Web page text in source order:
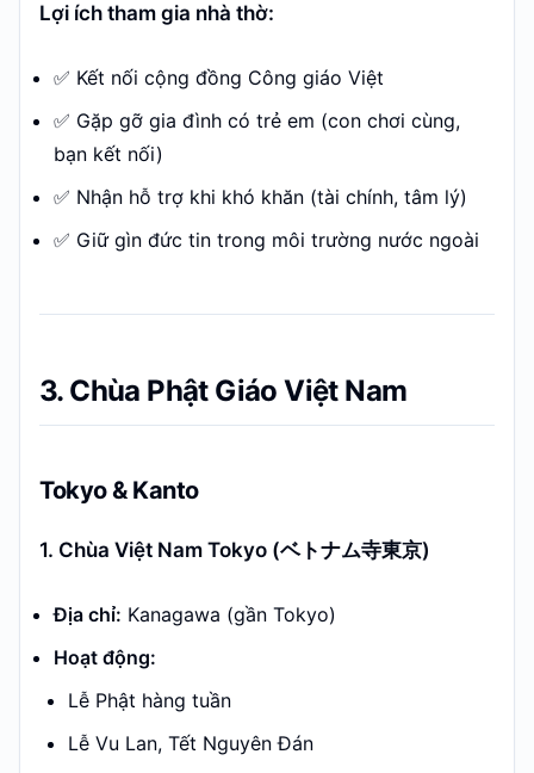
Lợi ích tham gia nhà thờ:
✅ Kết nối cộng đồng Công giáo Việt
✅ Gặp gỡ gia đình có trẻ em (con chơi cùng,
bạn kết nối)
✅ Nhận hỗ trợ khi khó khăn (tài chính, tâm lý)
✅ Giữ gìn đức tin trong môi trường nước ngoài
3. Chùa Phật Giáo Việt Nam
Tokyo & Kanto
1. Chùa Việt Nam Tokyo (ベトナム寺東京)
Địa chỉ: Kanagawa (gần Tokyo)
Hoạt động:
Lễ Phật hàng tuần
Lễ Vu Lan, Tết Nguyên Đán